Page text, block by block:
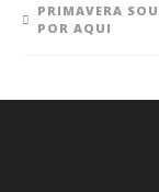
PRIMAVERA
POR AQUI